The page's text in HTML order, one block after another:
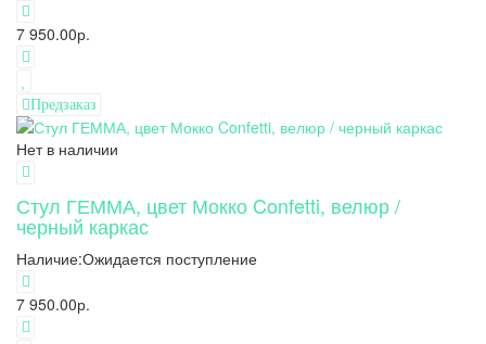
7 950.00р.
Предзаказ
Нет в наличии
Стул ГЕММА, цвет Мокко Confetti, велюр /
черный каркас
Наличие:Ожидается поступление
7 950.00р.